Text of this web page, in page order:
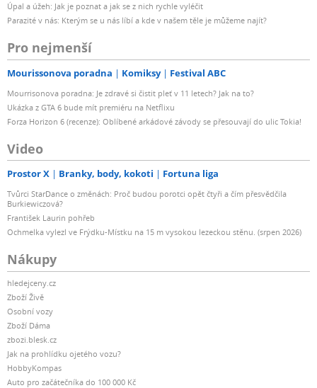
Úpal a úžeh: Jak je poznat a jak se z nich rychle vyléčit
Parazité v nás: Kterým se u nás líbí a kde v našem těle je můžeme najít?
Pro nejmenší
Mourissonova poradna Komiksy Festival ABC
Mourrisonova poradna: Je zdravé si čistit pleť v 11 letech? Jak na to?
Ukázka z GTA 6 bude mít premiéru na Netflixu
Forza Horizon 6 (recenze): Oblíbené arkádové závody se přesouvají do ulic Tokia!
Video
Prostor X Branky, body, kokoti Fortuna liga
Tvůrci StarDance o změnách: Proč budou porotci opět čtyři a čím přesvědčila
Burkiewiczová?
František Laurin pohřeb
Ochmelka vylezl ve Frýdku-Místku na 15 m vysokou lezeckou stěnu. (srpen 2026)
Nákupy
hledejceny.cz
Zboží Živě
Osobní vozy
Zboží Dáma
zbozi.blesk.cz
Jak na prohlídku ojetého vozu?
HobbyKompas
Auto pro začátečníka do 100 000 Kč